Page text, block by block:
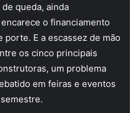
queda, ainda
o financiamento
E a escassez de mão
os cinco principais
um problema
em feiras e eventos